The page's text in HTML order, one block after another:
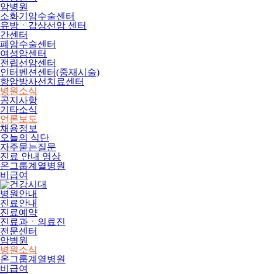
암병원
소화기암수술센터
유방ㆍ갑상선암 센터
간센터
폐암수술센터
여성암센터
전립선암센터
인터벤션센터(중재시술)
항암방사선치료센터
병원소식
공지사항
기타소식
언론보도
채용정보
오늘의 식단
자주묻는질문
진료 안내 영상
온그룹계열병원
비급여
병원안내
진료안내
진료예약
진료과ㆍ의료진
전문센터
암병원
병원소식
온그룹계열병원
비급여